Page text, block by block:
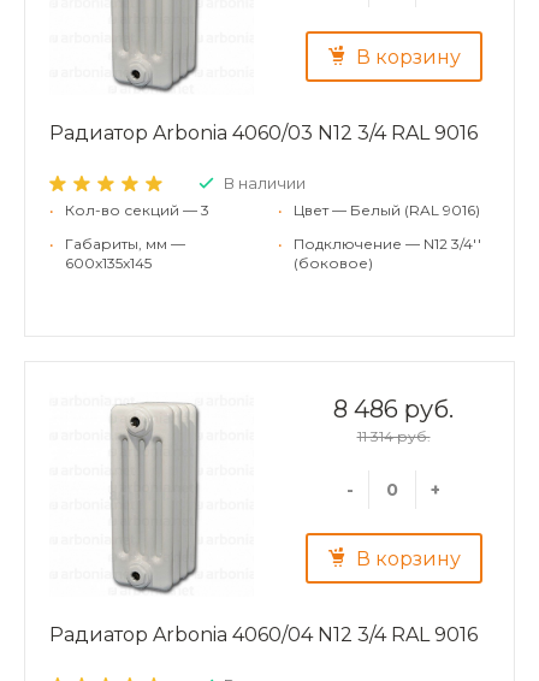
В корзину
Радиатор Arbonia 4060/03 N12 3/4 RAL 9016
В наличии
•
Кол-во секций — 3
•
Габариты, мм —
600x135x145
•
Цвет — Белый (RAL 9016)
•
Подключение — N12 3/4''
(боковое)
8 486 руб.
11 314 руб.
- +
В корзину
Радиатор Arbonia 4060/04 N12 3/4 RAL 9016